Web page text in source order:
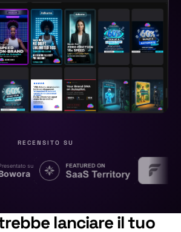
RECENSITO SU
su
lanciare il tuo